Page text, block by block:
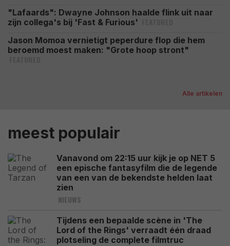
"Lafaards": Dwayne Johnson haalde flink uit naar
zijn collega's bij 'Fast & Furious'
Jason Momoa vernietigt peperdure flop die hem
beroemd moest maken: "Grote hoop stront"
Alle artikelen
meest populair
Vanavond om 22:15 uur kijk je op NET 5
een epische fantasyfilm die de legende
van een van de bekendste helden laat
zien
NIEUWS
Tijdens een bepaalde scène in 'The
Lord of the Rings' verraadt één draad
plotseling de complete filmtruc